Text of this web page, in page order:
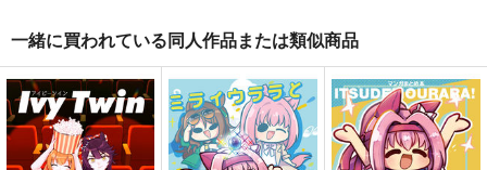
ゴールドシップ風雲録
8
雪墨庵
もしかしてもしかして
鈍色
787円（税込）
UMAmusume DATA
FILES 17
茶々組・竜姐会＆初心
の会
一緒に買われている同人作品または類似商品